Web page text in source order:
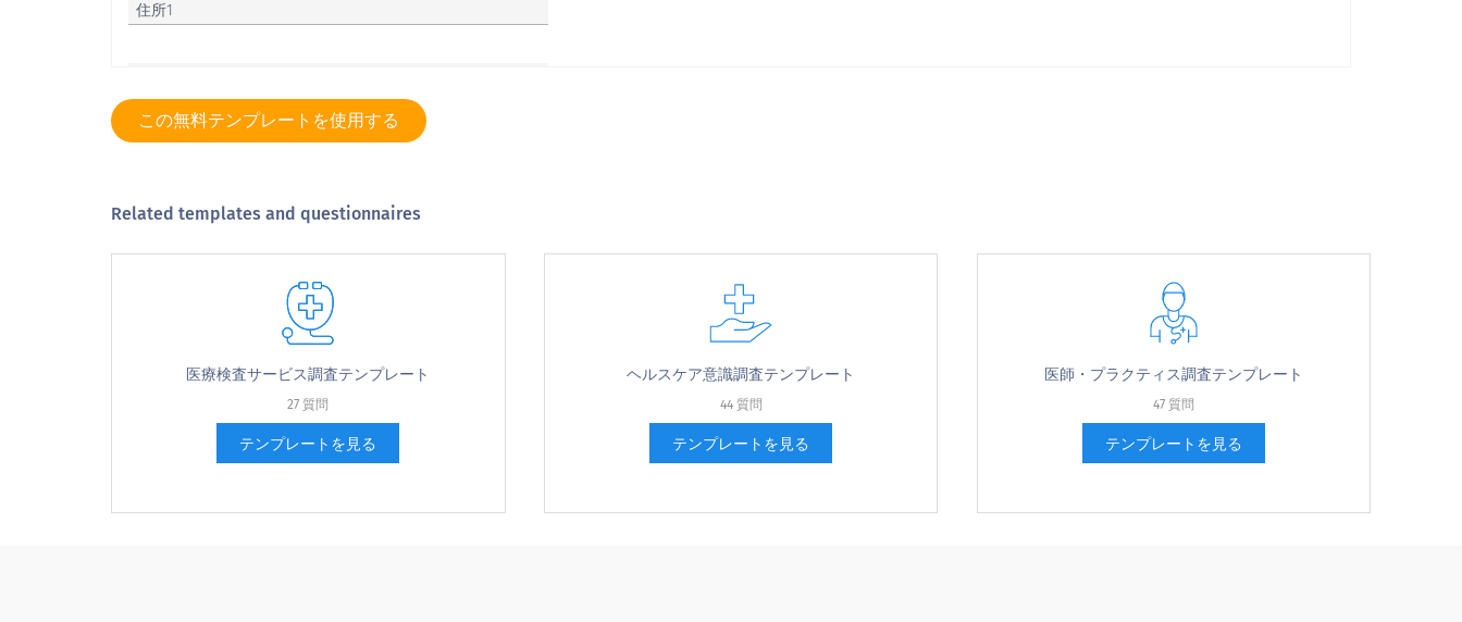
住所1
状態
滞在日を以下から選択してください：
この無料テンプレートを使用する
Related templates and questionnaires
医療検査サービス調査テンプレート
27 質問
テンプレートを見る
ヘルスケア意識調査テンプレート
44 質問
テンプレートを見る
医師・プラクティス調査テンプレート
47 質問
テンプレートを見る